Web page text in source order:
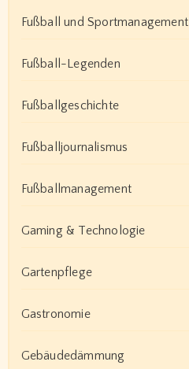
Fußball und Sportmanagement
Fußball-Legenden
Fußballgeschichte
Fußballjournalismus
Fußballmanagement
Gaming & Technologie
Gartenpflege
Gastronomie
Gebäudedämmung